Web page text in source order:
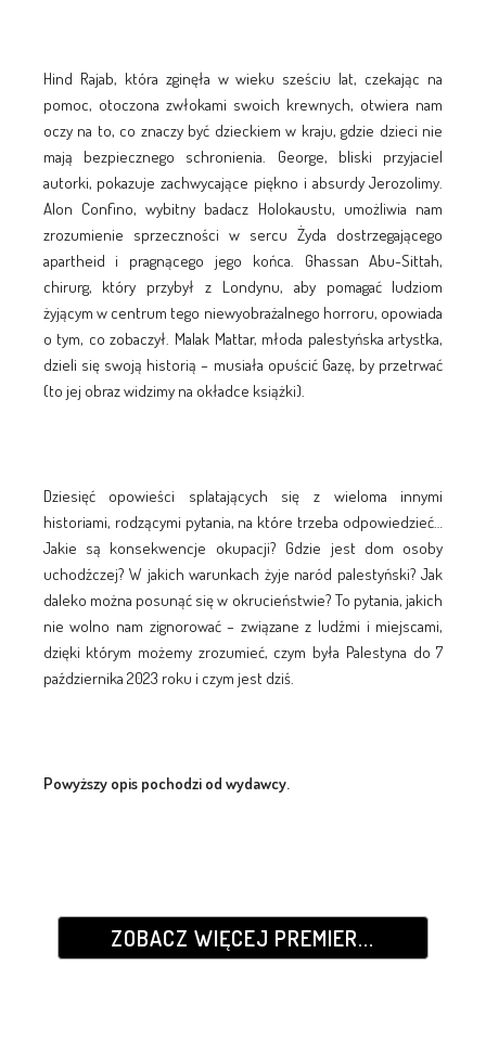
Hind Rajab, która zginęła w wieku sześciu lat, czekając na
pomoc, otoczona zwłokami swoich krewnych, otwiera nam
oczy na to, co znaczy być dzieckiem w kraju, gdzie dzieci nie
mają bezpiecznego schronienia. George, bliski przyjaciel
autorki, pokazuje zachwycające piękno i absurdy Jerozolimy.
Alon Confino, wybitny badacz Holokaustu, umożliwia nam
zrozumienie sprzeczności w sercu Żyda dostrzegającego
apartheid i pragnącego jego końca. Ghassan Abu-Sittah,
chirurg, który przybył z Londynu, aby pomagać ludziom
żyjącym w centrum tego niewyobrażalnego horroru, opowiada
o tym, co zobaczył. Malak Mattar, młoda palestyńska artystka,
dzieli się swoją historią – musiała opuścić Gazę, by przetrwać
(to jej obraz widzimy na okładce książki).
Dziesięć opowieści splatających się z wieloma innymi
historiami, rodzącymi pytania, na które trzeba odpowiedzieć…
Jakie są konsekwencje okupacji? Gdzie jest dom osoby
uchodźczej? W jakich warunkach żyje naród palestyński? Jak
daleko można posunąć się w okrucieństwie? To pytania, jakich
nie wolno nam zignorować – związane z ludźmi i miejscami,
dzięki którym możemy zrozumieć, czym była Palestyna do 7
października 2023 roku i czym jest dziś.
Powyższy opis pochodzi od wydawcy.
ZOBACZ WIĘCEJ PREMIER...